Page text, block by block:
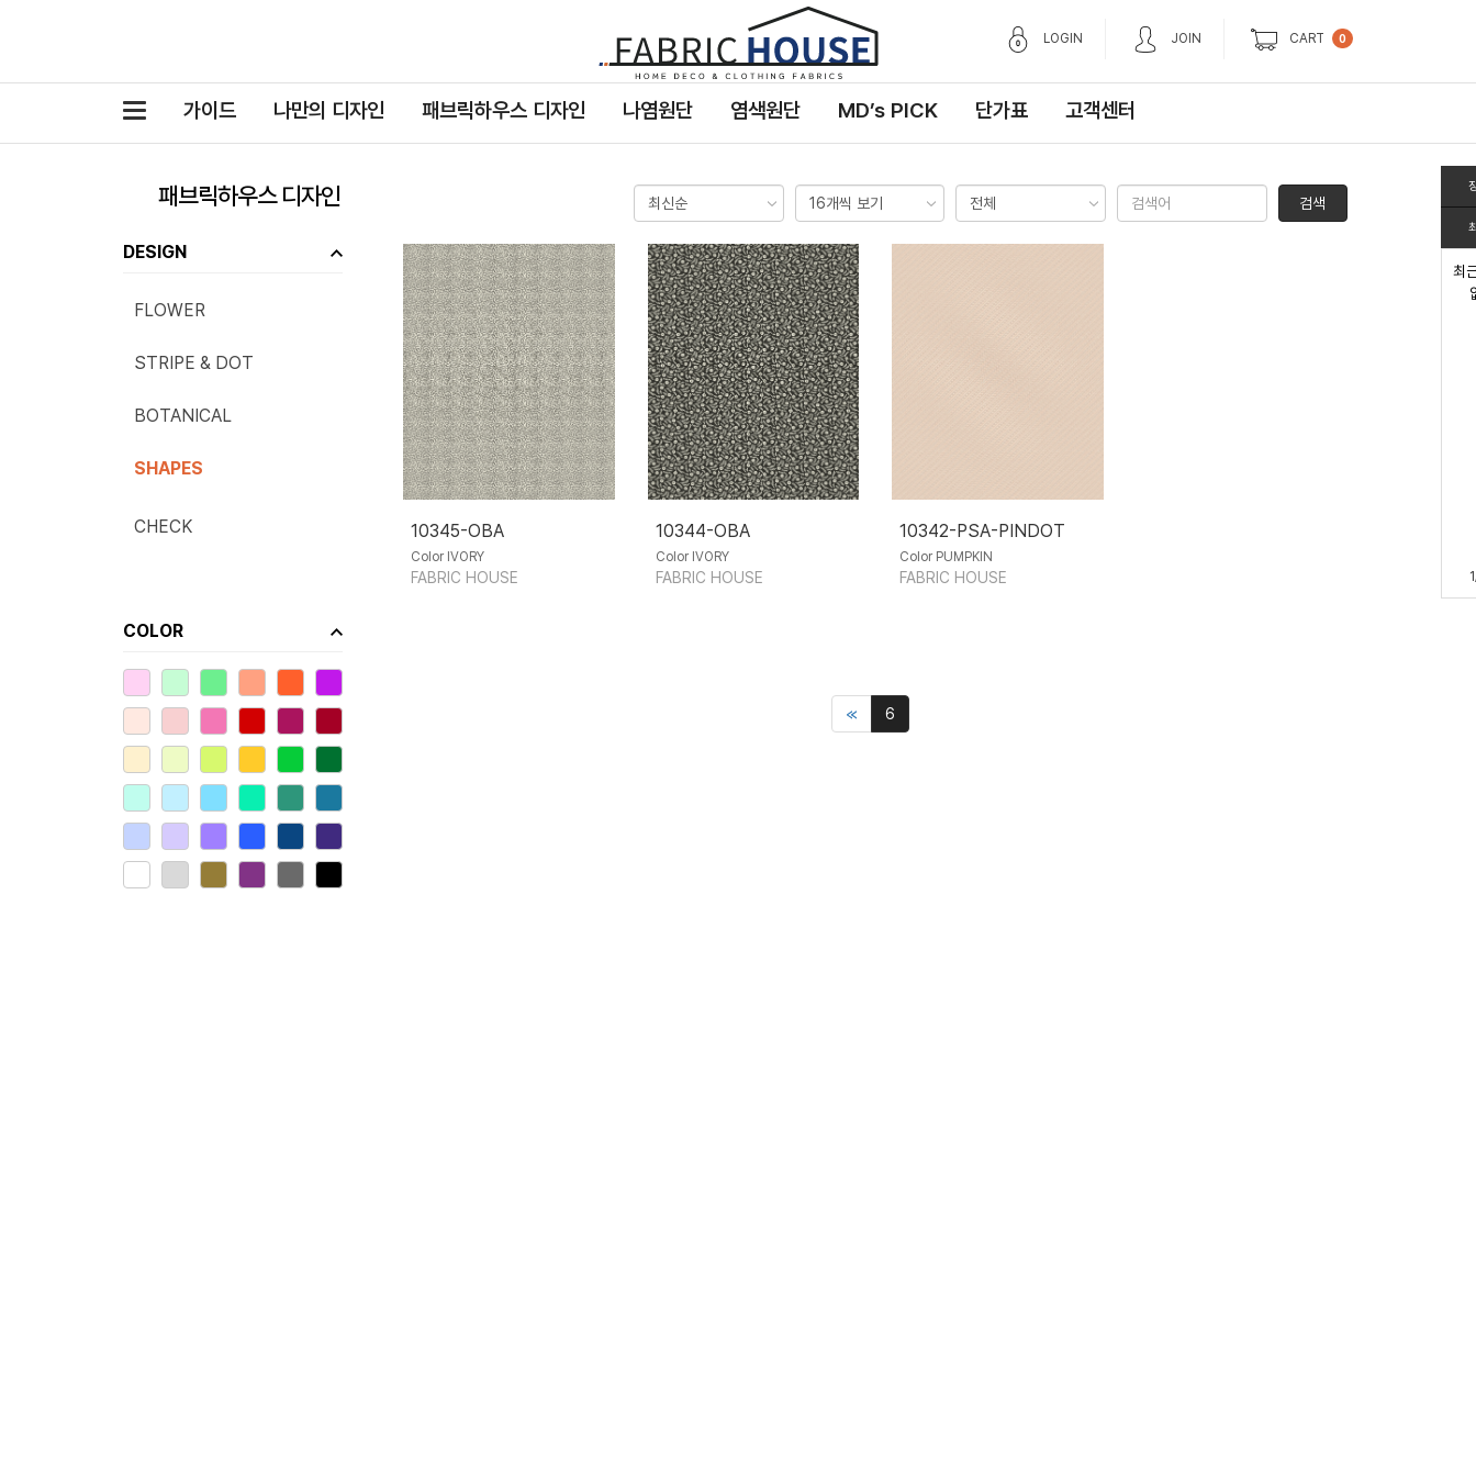
릭
하
우
스
LOGIN JOIN CART 0
카
테
가이드 나만의 디자인 패브릭하우스 디자인 나염원단 염색원단 MD’s PICK 단가표 고객센터
패브릭하우스 디자인
DESIGN
FLOWER
STRIPE & DOT
BOTANICAL
SHAPES
CHECK
COLOR
검색
10345-OBA
Color IVORY
FABRIC HOUSE
10344-OBA
Color IVORY
FABRIC HOUSE
10342-PSA-PINDOT
Color PUMPKIN
FABRIC HOUSE
≪ 6
최
1